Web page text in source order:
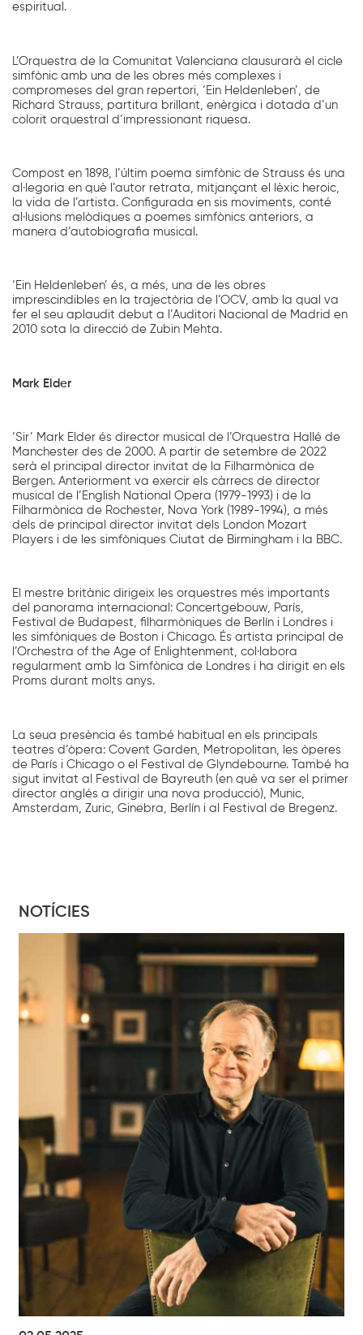
espiritual.
L’Orquestra de la Comunitat Valenciana clausurarà el cicle
simfònic amb una de les obres més complexes i
compromeses del gran repertori, ‘Ein Heldenleben’, de
Richard Strauss, partitura brillant, enèrgica i dotada d’un
colorit orquestral d’impressionant riquesa.
Compost en 1898, l’últim poema simfònic de Strauss és una
al·legoria en què l’autor retrata, mitjançant el lèxic heroic,
la vida de l’artista. Configurada en sis moviments, conté
al·lusions melòdiques a poemes simfònics anteriors, a
manera d’autobiografia musical.
‘Ein Heldenleben’ és, a més, una de les obres
imprescindibles en la trajectòria de l’OCV, amb la qual va
fer el seu aplaudit debut a l’Auditori Nacional de Madrid en
2010 sota la direcció de Zubin Mehta.
Mark Elder
‘Sir’ Mark Elder és director musical de l’Orquestra Hallé de
Manchester des de 2000. A partir de setembre de 2022
serà el principal director invitat de la Filharmònica de
Bergen. Anteriorment va exercir els càrrecs de director
musical de l’English National Opera (1979-1993) i de la
Filharmònica de Rochester, Nova York (1989-1994), a més
dels de principal director invitat dels London Mozart
Players i de les simfòniques Ciutat de Birmingham i la BBC.
El mestre britànic dirigeix les orquestres més importants
del panorama internacional: Concertgebouw, París,
Festival de Budapest, filharmòniques de Berlín i Londres i
les simfòniques de Boston i Chicago. És artista principal de
l’Orchestra of the Age of Enlightenment, col·labora
regularment amb la Simfònica de Londres i ha dirigit en els
Proms durant molts anys.
La seua presència és també habitual en els principals
teatres d’òpera: Covent Garden, Metropolitan, les òperes
de París i Chicago o el Festival de Glyndebourne. També ha
sigut invitat al Festival de Bayreuth (en què va ser el primer
director anglés a dirigir una nova producció), Munic,
Amsterdam, Zuric, Ginebra, Berlín i al Festival de Bregenz.
NOTÍCIES